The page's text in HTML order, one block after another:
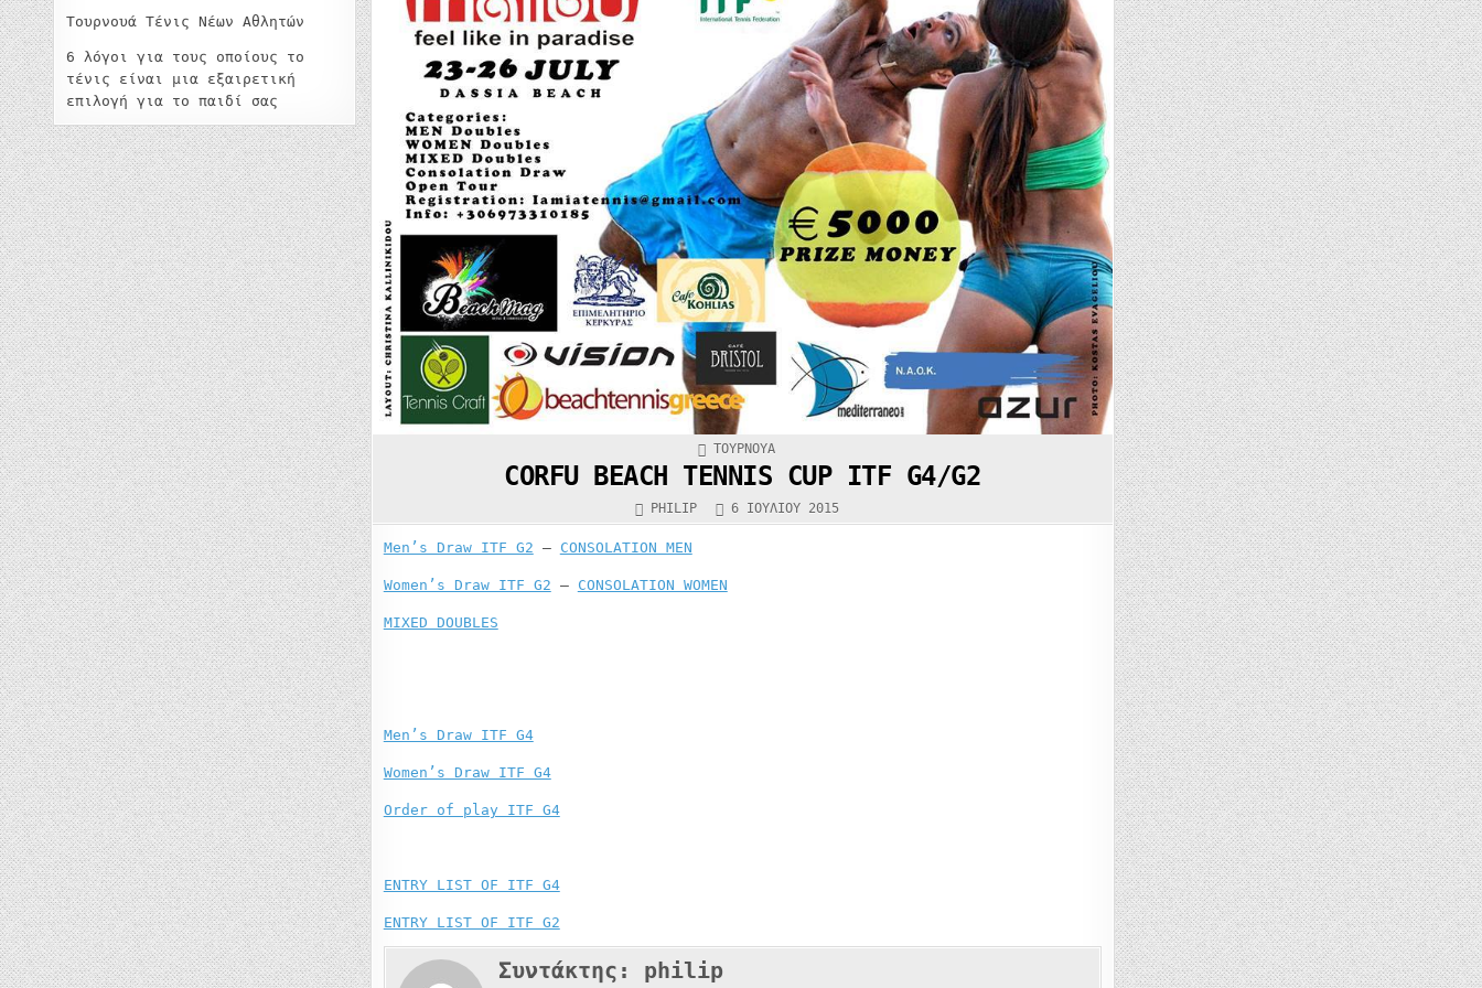
Τουρνουά Τένις Νέων Αθλητών
6 λόγοι για τους οποίους το
τένις είναι μια εξαιρετική
επιλογή για το παιδί σας
ΚΑΤΑΧΩΡΉΘΗΚΕ
ΤΟΥΡΝΟΥΆ
CORFU BEACH TENNIS CUP ITF G4/G2
PHILIP 6 ΙΟΥΛΊΟΥ 2015
Men’s Draw ITF G2 – CONSOLATION MEN
Women’s Draw ITF G2 – CONSOLATION WOMEN
MIXED DOUBLES
Men’s Draw ITF G4
Women’s Draw ITF G4
Order of play ITF G4
ENTRY LIST OF ITF G4
ENTRY LIST OF ITF G2
Συντάκτης: philip